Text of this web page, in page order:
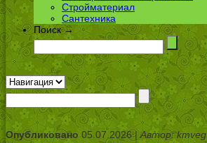
Стройматериал
Сантехника
Поиск →
Опубликовано05.07.2026 |Автор: kmveg